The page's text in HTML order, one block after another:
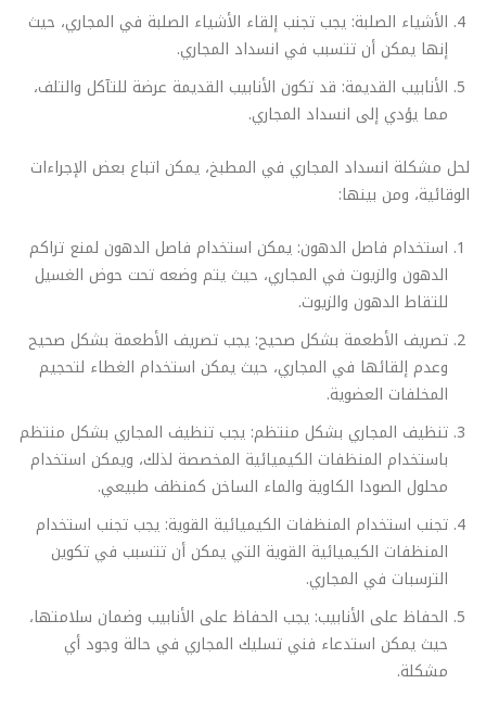
الأشياء الصلبة: يجب تجنب إلقاء الأشياء الصلبة في المجاري، حيث
إنها يمكن أن تتسبب في انسداد المجاري.
الأنابيب القديمة: قد تكون الأنابيب القديمة عرضة للتآكل والتلف،
مما يؤدي إلى انسداد المجاري.
لحل مشكلة انسداد المجاري في المطبخ، يمكن اتباع بعض الإجراءات
الوقائية، ومن بينها:
استخدام فاصل الدهون: يمكن استخدام فاصل الدهون لمنع تراكم
الدهون والزيوت في المجاري، حيث يتم وضعه تحت حوض الغسيل
للتقاط الدهون والزيوت.
تصريف الأطعمة بشكل صحيح: يجب تصريف الأطعمة بشكل صحيح
وعدم إلقائها في المجاري، حيث يمكن استخدام الغطاء لتحجيم
المخلفات العضوية.
تنظيف المجاري بشكل منتظم: يجب تنظيف المجاري بشكل منتظم
باستخدام المنظفات الكيميائية المخصصة لذلك، ويمكن استخدام
محلول الصودا الكاوية والماء الساخن كمنظف طبيعي.
تجنب استخدام المنظفات الكيميائية القوية: يجب تجنب استخدام
المنظفات الكيميائية القوية التي يمكن أن تتسبب في تكوين
الترسبات في المجاري.
الحفاظ على الأنابيب: يجب الحفاظ على الأنابيب وضمان سلامتها،
حيث يمكن استدعاء فني تسليك المجاري في حالة وجود أي
مشكلة.